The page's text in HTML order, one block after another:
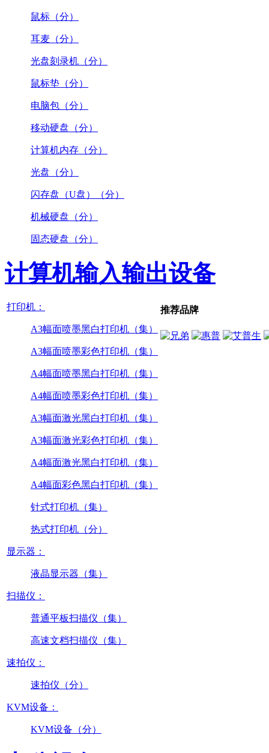
鼠标（分）
耳麦（分）
光盘刻录机（分）
鼠标垫（分）
电脑包（分）
移动硬盘（分）
计算机内存（分）
光盘（分）
闪存盘（U盘）（分）
机械硬盘（分）
固态硬盘（分）
计算机输入输出设备
打印机：
A3幅面喷墨黑白打印机（集）
A3幅面喷墨彩色打印机（集）
A4幅面喷墨黑白打印机（集）
A4幅面喷墨彩色打印机（集）
A3幅面激光黑白打印机（集）
A3幅面激光彩色打印机（集）
A4幅面激光黑白打印机（集）
A4幅面彩色黑白打印机（集）
针式打印机（集）
热式打印机（分）
显示器：
液晶显示器（集）
扫描仪：
普通平板扫描仪（集）
高速文档扫描仪（集）
速拍仪：
速拍仪（分）
KVM设备：
KVM设备（分）
推荐品牌